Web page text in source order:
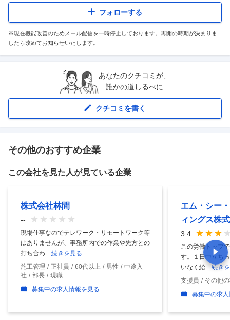
フォローする
※現在機能改善のためメール配信を一時停止しております。再開の時期が決まりま
したら改めてお知らせいたします。
あなたのクチコミが、
誰かの道しるべに
クチコミを書く
その他のおすすめ企業
この会社を見た人が見ている企業
株式会社林間
--
現場仕事なのでテレワーク・リモートワーク等
はありませんが、事務所内での作業や先方との
打ち合わ…続きを見る
施工管理
正社員 60代以上 男性
中途入
社
部長
現職
募集中の求人情報を見る
エム・シー
ィングス株
3.4
この労働トップ
す。１日中立ち
いなく給…続き
支援員
その他
募集中の求